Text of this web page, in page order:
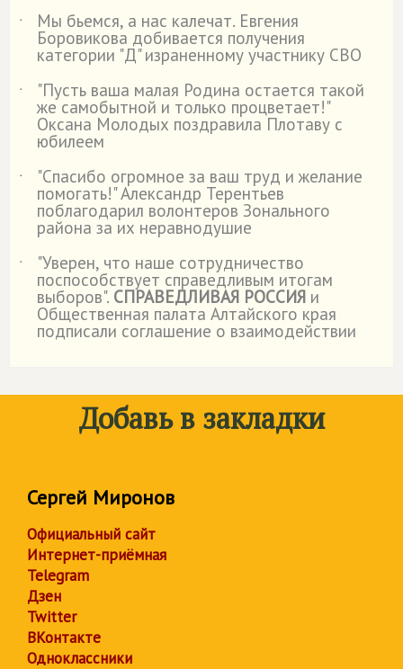
˙
Мы бьемся, а нас калечат. Евгения
Боровикова добивается получения
категории "Д" израненному участнику СВО
˙
"Пусть ваша малая Родина остается такой
же самобытной и только процветает!"
Оксана Молодых поздравила Плотаву с
юбилеем
˙
"Спасибо огромное за ваш труд и желание
помогать!" Александр Терентьев
поблагодарил волонтеров Зонального
района за их неравнодушие
˙
"Уверен, что наше сотрудничество
поспособствует справедливым итогам
выборов". СПРАВЕДЛИВАЯ РОССИЯ и
Общественная палата Алтайского края
подписали соглашение о взаимодействии
Добавь в закладки
Сергей Миронов
Официальный сайт
Интернет-приёмная
Telegram
Дзен
Twitter
ВКонтакте
Одноклассники